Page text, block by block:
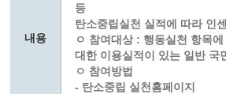
내용
등
탄소중립실천 실적에 따라 인
ㅇ 참여대상 : 행동실천 항목
대한 이용실적이 있는 일반 국민
ㅇ 참여방법
- 탄소중립 실천홈페이지